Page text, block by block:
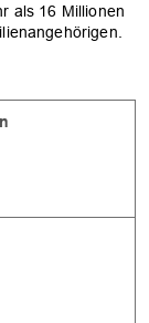
als 16 Millionen